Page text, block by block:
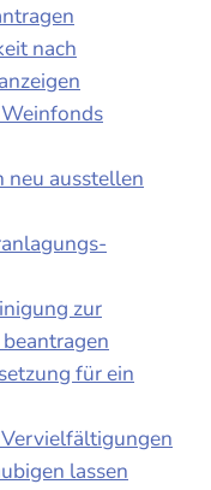
nach
neu ausstellen
zur
für ein
lassen